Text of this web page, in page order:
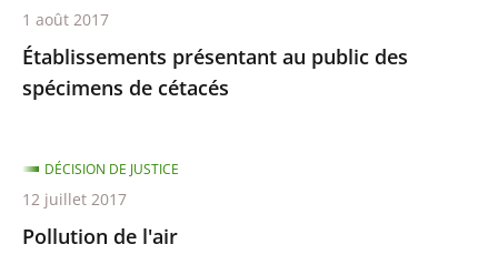
Établissements présentant au public des
spécimens de cétacés
1 août 2017
Pollution de l'air
DÉCISION DE JUSTICE
12 juillet 2017